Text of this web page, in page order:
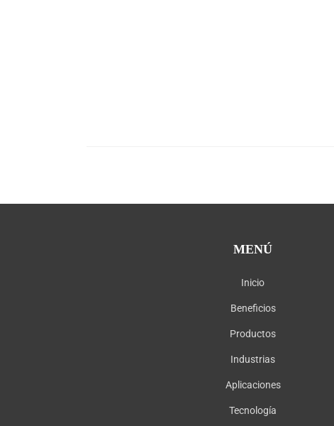
MENÚ
Inicio
Beneficios
Productos
Industrias
Aplicaciones
Tecnología